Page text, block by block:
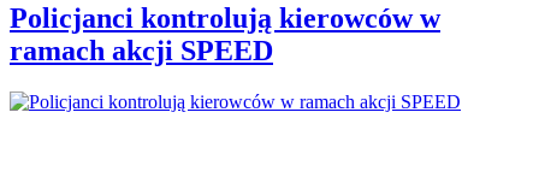
Policjanci kontrolują kierowców w
ramach akcji SPEED